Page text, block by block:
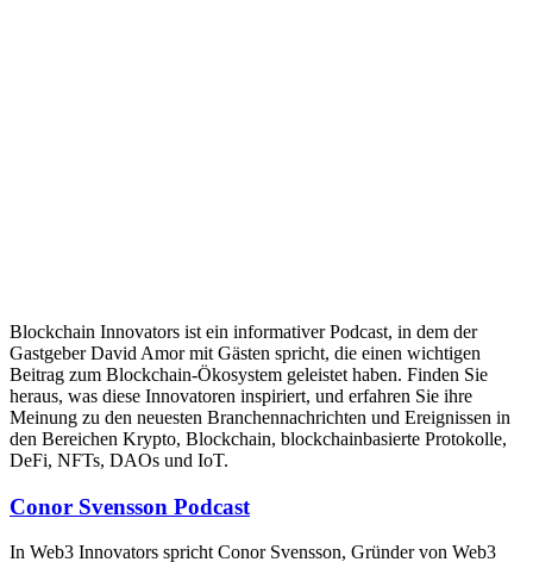
Blockchain Innovators ist ein informativer Podcast, in dem der
Gastgeber David Amor mit Gästen spricht, die einen wichtigen
Beitrag zum Blockchain-Ökosystem geleistet haben. Finden Sie
heraus, was diese Innovatoren inspiriert, und erfahren Sie ihre
Meinung zu den neuesten Branchennachrichten und Ereignissen in
den Bereichen Krypto, Blockchain, blockchainbasierte Protokolle,
DeFi, NFTs, DAOs und IoT.
Conor Svensson Podcast
In Web3 Innovators spricht Conor Svensson, Gründer von Web3